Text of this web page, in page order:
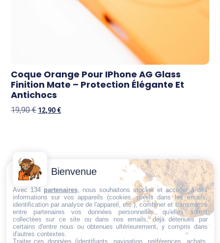
Coque Orange Pour IPhone AG Glass
Finition Mate – Protection Élégante Et
Antichocs
19,90€ 12,90€
Trouvez ce qu'il vous faut,
au bon endroit
Conditions
générales
de vente
Politique de
cookies
Politique de
confidentialité
Contactez-
Nous
Email:
dt@sasbms.fr
Bienvenue
Avec 134 partenaires, nous souhaitons stocker et accéder à des
informations sur vos appareils (cookies, pixels dans les emails,
identification par analyse de l'appareil, etc.), combiner et transmettre
entre partenaires vos données personnelles, qu'elles soient
collectées sur ce site ou dans nos emails, déjà détenues par
certains d'entre nous ou obtenues ultérieurement, y compris dans
d'autres contextes.
Traiter ces données (identifiants, navigation, préférences, achats,